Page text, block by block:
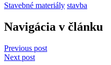
Stavebné materiály stavba
Navigácia v článku
Previous post
Next post